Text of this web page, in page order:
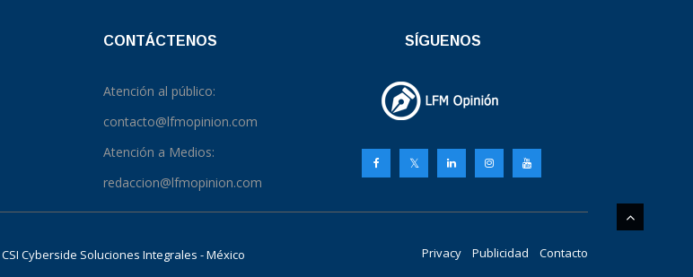
CONTÁCTENOS
Atención al público:
contacto@lfmopinion.com
Atención a Medios:
redaccion@lfmopinion.com
SÍGUENOS
CSI Cyberside Soluciones Integrales - México Privacy Publicidad Contacto